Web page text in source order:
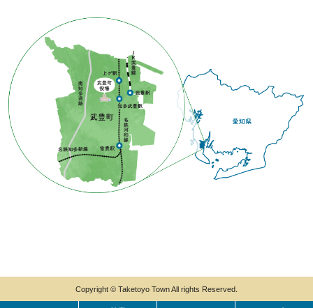
Copyright © Taketoyo Town All rights Reserved.